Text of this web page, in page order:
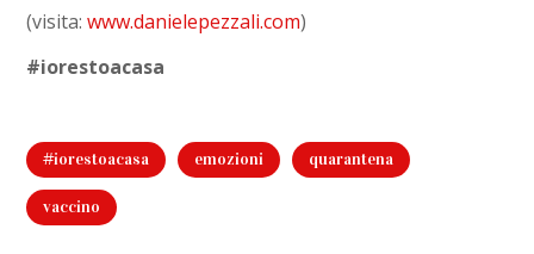
(visita:www.danielepezzali.com)
#iorestoacasa
#iorestoacasa emozioni quarantena
vaccino